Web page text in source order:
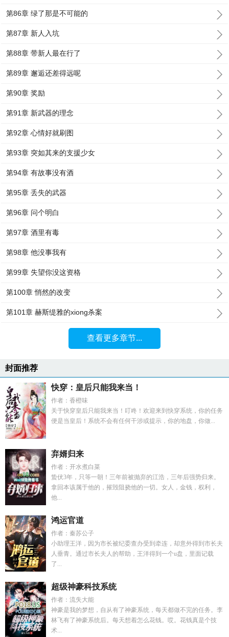
第86章 绿了那是不可能的
第87章 新人入坑
第88章 带新人最在行了
第89章 邂逅还差得远呢
第90章 奖励
第91章 新武器的理念
第92章 心情好就刷图
第93章 突如其来的支援少女
第94章 有故事没有酒
第95章 丢失的武器
第96章 问个明白
第97章 酒里有毒
第98章 他没事我有
第99章 失望你没这资格
第100章 悄然的改变
第101章 赫斯缇雅的xiong杀案
查看更多章节...
封面推荐
快穿：皇后只能我来当！
作者：香橙味
关于快穿皇后只能我来当！叮咚！欢迎来到快穿系统，你的任务
便是当皇后！系统不会有任何干涉或提示，你的地盘，你做...
弃婿归来
作者：开水煮白菜
蛰伏3年，只等一朝！三年前被抛弃的江浩，三年后强势归来。
拿回本该属于他的，摧毁阻挠他的一切。女人，金钱，权利，
他...
鸿运官道
作者：秦苏公子
小助理王洋，因为市长被纪委查办受到牵连，却意外得到市长夫
人垂青。通过市长夫人的帮助，王洋得到一个u盘，里面记载
了...
超级神豪科技系统
作者：流失大能
神豪是我的梦想，自从有了神豪系统，每天都做不完的任务。李
林飞有了神豪系统后。每天想着怎么花钱。哎。花钱真是个技
术...